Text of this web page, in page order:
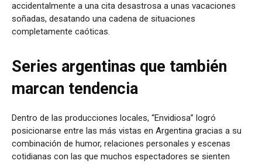
accidentalmente a una cita desastrosa a unas vacaciones
soñadas, desatando una cadena de situaciones
completamente caóticas.
Series argentinas que también
marcan tendencia
Dentro de las producciones locales, “Envidiosa” logró
posicionarse entre las más vistas en Argentina gracias a su
combinación de humor, relaciones personales y escenas
cotidianas con las que muchos espectadores se sienten